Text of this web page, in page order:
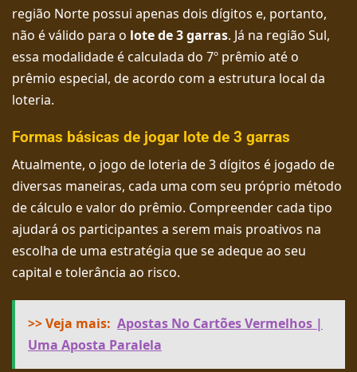
região Norte possui apenas dois dígitos e, portanto,
não é válido para o lote de 3 garras. Já na região Sul,
essa modalidade é calculada do 7º prêmio até o
prêmio especial, de acordo com a estrutura local da
loteria.
Formas básicas de jogar lote de 3 garras
Atualmente, o jogo de loteria de 3 dígitos é jogado de
diversas maneiras, cada uma com seu próprio método
de cálculo e valor do prêmio. Compreender cada tipo
ajudará os participantes a serem mais proativos na
escolha de uma estratégia que se adeque ao seu
capital e tolerância ao risco.
>> Veja mais: Apostas No Cartões Vermelhos |
Uma Aposta Paralela